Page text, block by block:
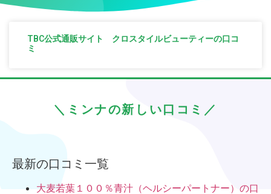
TBC公式通販サイト クロスタイルビューティーの口コ
ミ
＼ミンナの新しい口コミ／
最新の口コミ一覧
大麦若葉１００％青汁（ヘルシーパートナー）の口